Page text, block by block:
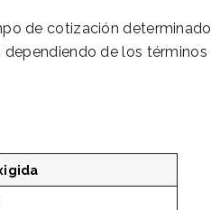
de cotización determinado
dependiendo de los términos